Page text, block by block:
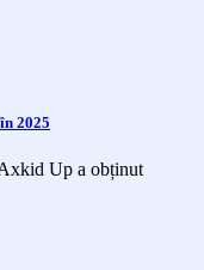
2025
Up a obținut